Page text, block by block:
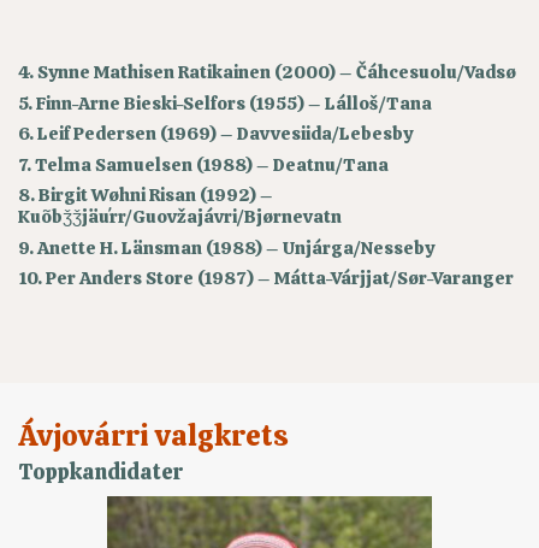
4. Synne Mathisen Ratikainen (2000) – Čáhcesuolu/Vadsø
5. Finn-Arne Bieski-Selfors (1955) – Lálloš/Tana
6. Leif Pedersen (1969) – Davvesiida/Lebesby
7. Telma Samuelsen (1988) – Deatnu/Tana
8. Birgit Wøhni Risan (1992) –
Kuõbǯǯjäuʹrr/Guovžajávri/Bjørnevatn
9. Anette H. Länsman (1988) – Unjárga/Nesseby
10. Per Anders Store (1987) – Mátta-Várjjat/Sør-Varanger
Ávjovárri valgkrets
Toppkandidater